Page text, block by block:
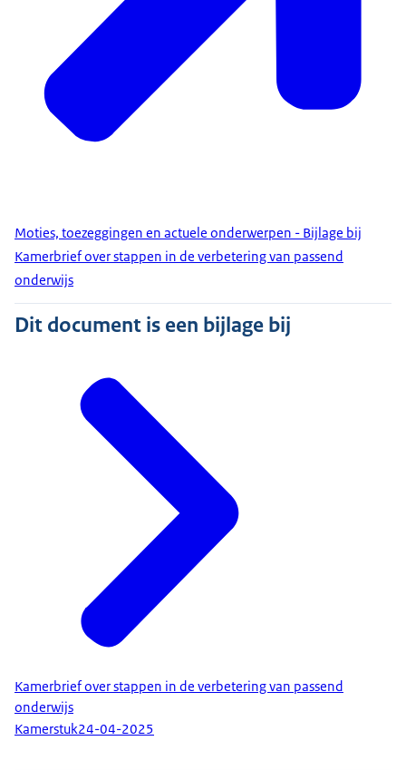
Moties, toezeggingen en actuele onderwerpen - Bijlage bij
Kamerbrief over stappen in de verbetering van passend
onderwijs
Dit document is een bijlage bij
Kamerbrief over stappen in de verbetering van passend
onderwijs
Kamerstuk24-04-2025